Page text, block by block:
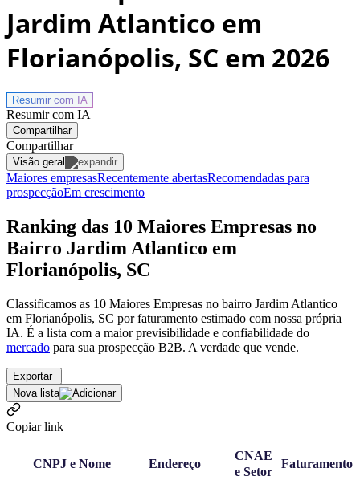
Jardim Atlantico em
Florianópolis, SC em 2026
Resumir com IA
Resumir com IA
Compartilhar
Compartilhar
Visão geral
Maiores empresasRecentemente abertasRecomendadas para
prospecçãoEm crescimento
Ranking das 10 Maiores Empresas no
Bairro Jardim Atlantico em
Florianópolis, SC
Classificamos as 10 Maiores Empresas no bairro Jardim Atlantico
em Florianópolis, SC por faturamento estimado com nossa própria
IA. É a lista com a maior previsibilidade e confiabilidade do
mercado para sua prospecção B2B. A verdade que vende.
Exportar
Nova lista
Copiar link
CNPJ e Nome Endereço
CNAE
e Setor
Faturamento